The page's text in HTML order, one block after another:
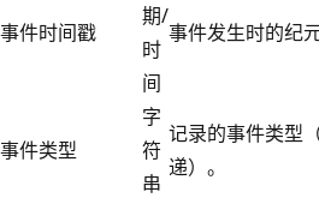
事件时间戳
期/
时
间
事件发生时的纪
事件类型
字
符
串
记录的事件类型
递）。